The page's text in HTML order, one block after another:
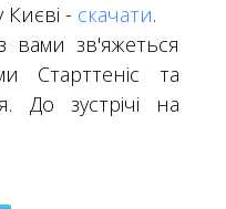
Києві - скачати.
вами зв'яжеться
Старттеніс та
До зустрічі на